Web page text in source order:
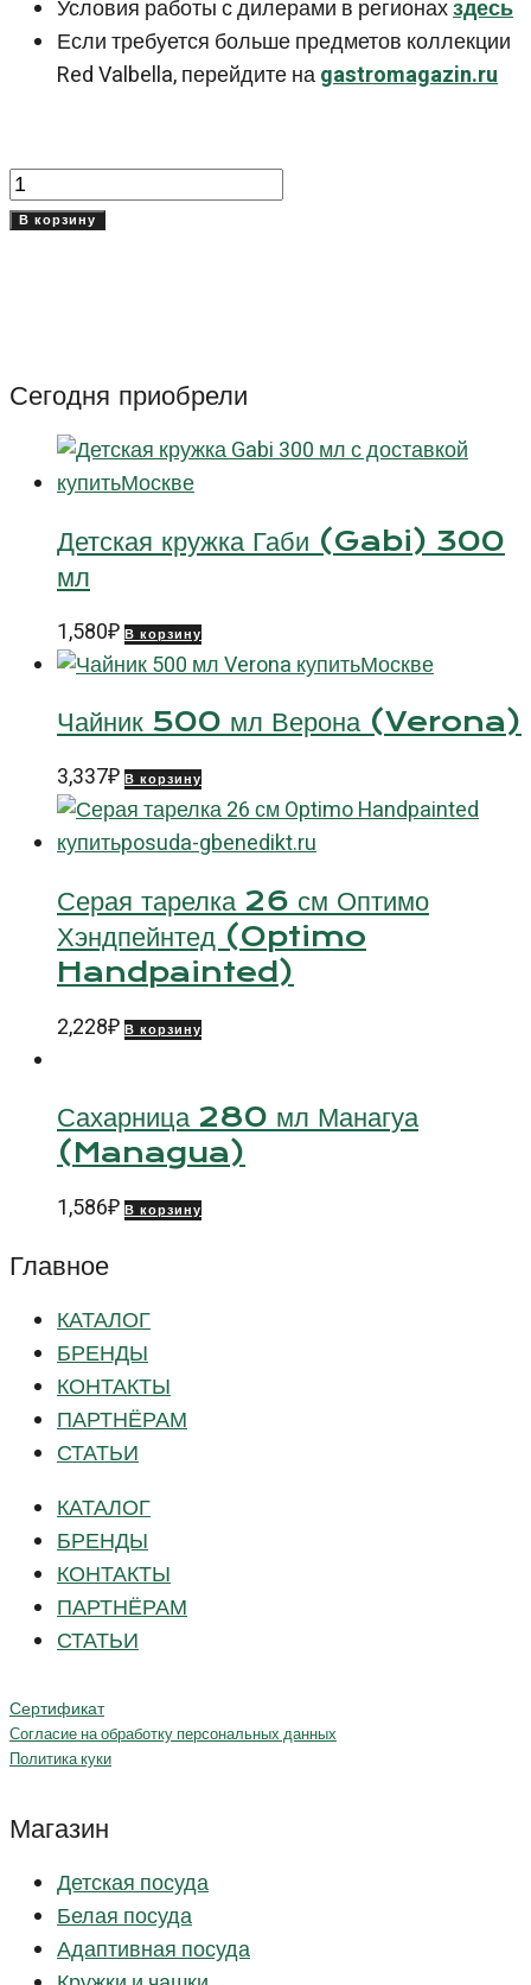
Условия работы с дилерами в регионахздесь
Если требуется больше предметов коллекции
Red Valbella, перейдите наgastromagazin.ru
Количество
товара
Ред
Валбелла
Valbella)
В корзину
Сегодня приобрели
Детская кружка Габи (Gabi) 300
мл
1,580₽ В корзину
Чайник 500 мл Верона (Verona)
3,337₽ В корзину
Серая тарелка 26 см Оптимо
Хэндпейнтед (Optimo
Handpainted)
2,228₽ В корзину
Сахарница 280 мл Манагуа
(Managua)
1,586₽ В корзину
Главное
КАТАЛОГ
БРЕНДЫ
КОНТАКТЫ
ПАРТНЁРАМ
СТАТЬИ
КАТАЛОГ
БРЕНДЫ
КОНТАКТЫ
ПАРТНЁРАМ
СТАТЬИ
Сертификат
Согласие на обработку персональных данных
Политика куки
Магазин
Детская посуда
Белая посуда
Адаптивная посуда